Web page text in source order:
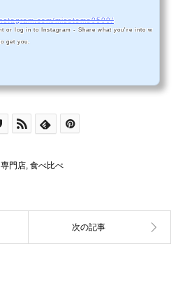
misotomo0509/
or log in to Instagram - Share what you're into w
get you.
専門店, 食べ比べ